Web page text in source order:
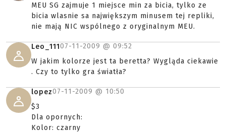
MEU SG zajmuje 1 miejsce min za bicia, tylko ze
bicia wlasnie sa największym minusem tej repliki,
nie mają NIC wspólnego z oryginalnym MEU.
Leo_11107-11-2009 @ 09:52
W jakim kolorze jest ta beretta? Wygląda ciekawie
. Czy to tylko gra światła?
lopez07-11-2009 @ 10:50
$3
Dla opornych:
Kolor: czarny